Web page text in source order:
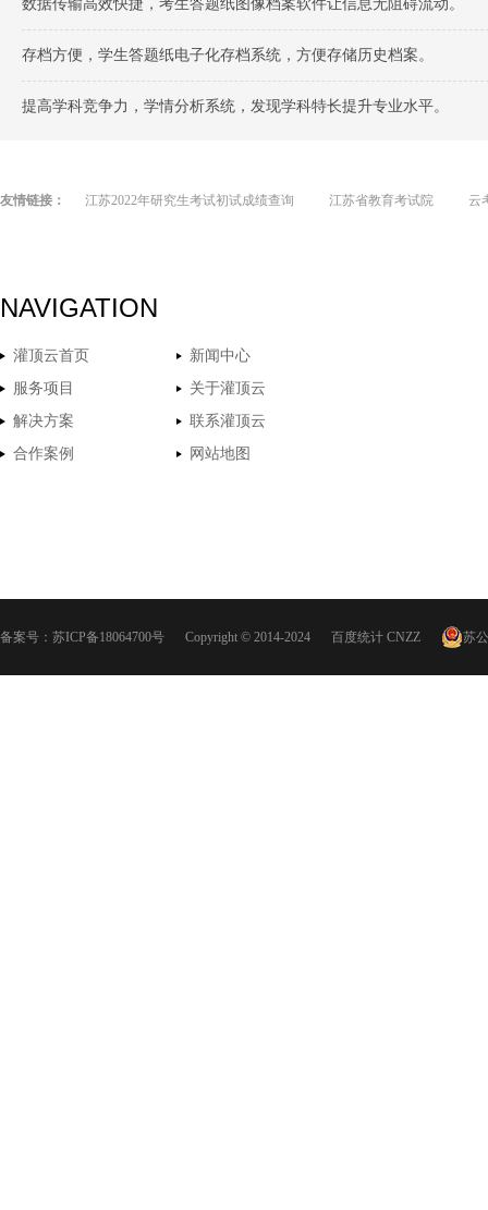
数据传输高效快捷，考生答题纸图像档案软件让信息无阻碍流动。
存档方便，学生答题纸电子化存档系统，方便存储历史档案。
提高学科竞争力，学情分析系统，发现学科特长提升专业水平。
友情链接： 江苏2022年研究生考试初试成绩查询 江苏省教育考试院 云
NAVIGATION
灌顶云首页
新闻中心
服务项目
关于灌顶云
解决方案
联系灌顶云
合作案例
网站地图
备案号： 苏ICP备18064700号 Copyright © 2014-2024 百度统计 CNZZ 苏